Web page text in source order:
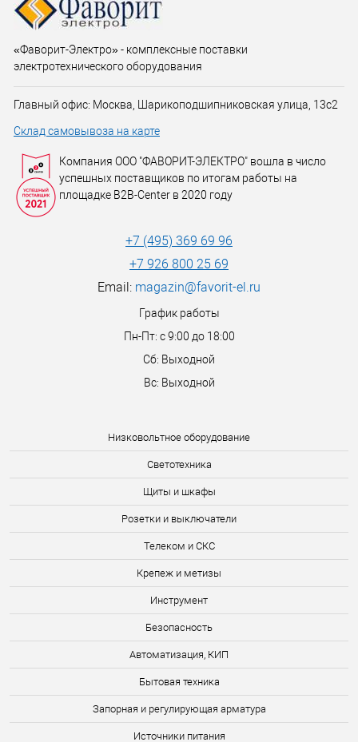
Низковольтное оборудование
Светотехника
Щиты и шкафы
Розетки и выключатели
Телеком и СКС
Крепеж и метизы
Инструмент
Безопасность
Автоматизация, КИП
Бытовая техника
Запорная и регулирующая арматура
Источники питания
«Фаворит-Электро» - комплексные поставки
электротехнического оборудования
Главный офис: Москва, Шарикоподшипниковская улица, 13с2
Склад самовывоза на карте
Компания ООО "ФАВОРИТ-ЭЛЕКТРО" вошла в число
успешных поставщиков по итогам работы на
площадке B2B-Center в 2020 году
+7 (495) 369 69 96
+7 926 800 25 69
Email: magazin@favorit-el.ru
График работы
Пн-Пт: с 9:00 до 18:00
Сб: Выходной
Вс: Выходной